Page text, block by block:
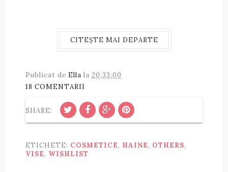
CITEȘTE MAI DEPARTE
Publicat de Ella la 20:33:00
18 COMENTARII
SHARE:
ETICHETE: COSMETICE, HAINE, OTHERS,
VISE, WISHLIST